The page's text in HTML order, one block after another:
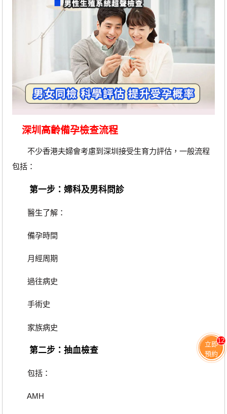
深圳高齡備孕檢查流程
不少香港夫婦會考慮到深圳接受生育力評估，一般流程
包括：
第一步：婦科及男科問診
醫生了解：
備孕時間
月經周期
過往病史
手術史
家族病史
第二步：抽血檢查
包括：
AMH
立即
預約
12